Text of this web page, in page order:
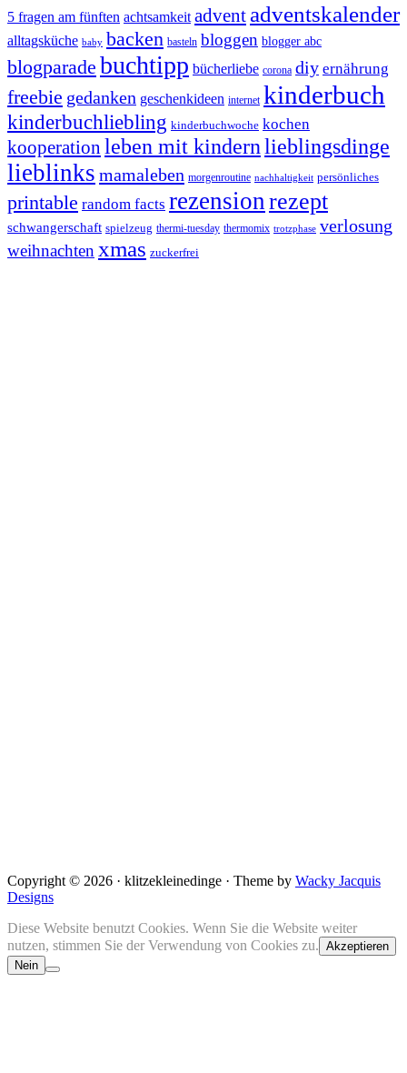
5 fragen am fünften achtsamkeit advent adventskalender
alltagsküche baby backen basteln bloggen blogger abc
blogparade buchtipp bücherliebe corona diy ernährung
freebie gedanken geschenkideen internet kinderbuch
kinderbuchliebling kinderbuchwoche kochen
kooperation leben mit kindernlieblingsdinge
lieblinks mamaleben morgenroutine nachhaltigkeit persönliches
printable random facts rezensionrezept
schwangerschaft spielzeug thermi-tuesday thermomix trotzphase verlosung
weihnachten xmas zuckerfrei
Copyright © 2026 · klitzekleinedinge · Theme by Wacky Jacquis
Designs
Diese Website benutzt Cookies. Wenn Sie die Website weiter
nutzen, stimmen Sie der Verwendung von Cookies zu. Akzeptieren
Nein